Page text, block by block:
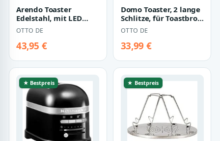
Arendo Toaster
Edelstahl, mit LED
Anzeige,
Brötchenaufsatz,
extra brei…
OTTO DE
43,95 €
Domo Toaster, 2 lange
Schlitze, für Toastbrot,
1350 W,
Toastmaschine s…
OTTO DE
33,99 €
★ Bestpreis ★ Bestpreis